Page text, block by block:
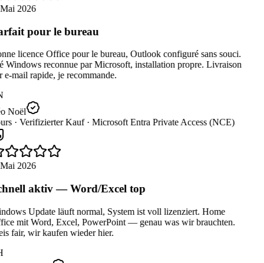
2026
pour le bureau
licence Office pour le bureau, Outlook configuré sans souci.
Windows reconnue par Microsoft, installation propre. Livraison
e-mail rapide, je recommande.
Noël
· Verifizierter Kauf · Microsoft Entra Private Access (NCE)
2026
aktiv — Word/Excel top
Update läuft normal, System ist voll lizenziert. Home
mit Word, Excel, PowerPoint — genau was wir brauchten.
fair, wir kaufen wieder hier.